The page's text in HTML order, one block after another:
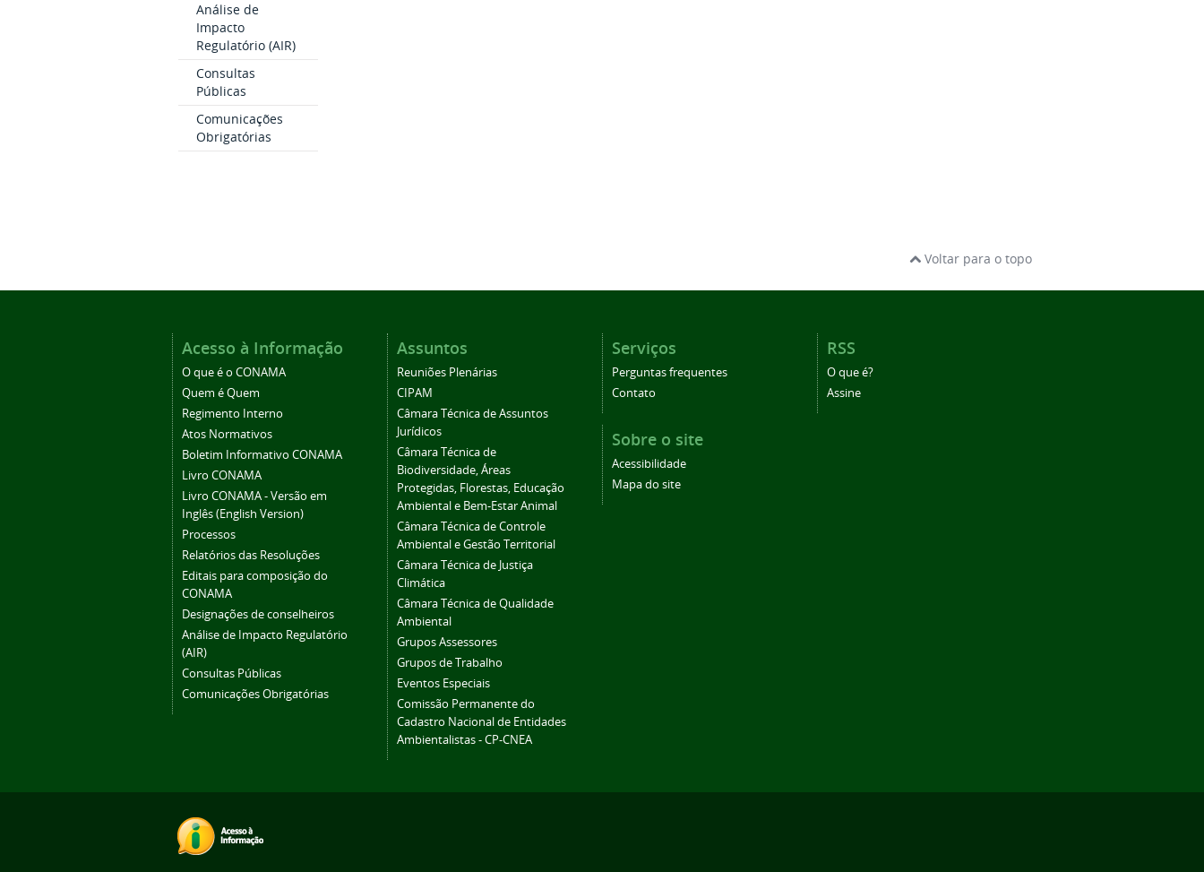
Análise de
Impacto
Regulatório (AIR)
Consultas
Públicas
Comunicações
Obrigatórias
Voltar para o topo
Acesso à Informação
O que é o CONAMA
Quem é Quem
Regimento Interno
Atos Normativos
Boletim Informativo CONAMA
Livro CONAMA
Livro CONAMA - Versão em
Inglês (English Version)
Processos
Relatórios das Resoluções
Editais para composição do
CONAMA
Designações de conselheiros
Análise de Impacto Regulatório
(AIR)
Consultas Públicas
Comunicações Obrigatórias
Assuntos
Reuniões Plenárias
CIPAM
Câmara Técnica de Assuntos
Jurídicos
Câmara Técnica de
Biodiversidade, Áreas
Protegidas, Florestas, Educação
Ambiental e Bem-Estar Animal
Câmara Técnica de Controle
Ambiental e Gestão Territorial
Câmara Técnica de Justiça
Climática
Câmara Técnica de Qualidade
Ambiental
Grupos Assessores
Grupos de Trabalho
Eventos Especiais
Comissão Permanente do
Cadastro Nacional de Entidades
Ambientalistas - CP-CNEA
Serviços
Perguntas frequentes
Contato
RSS
O que é?
Assine
Sobre o site
Acessibilidade
Mapa do site